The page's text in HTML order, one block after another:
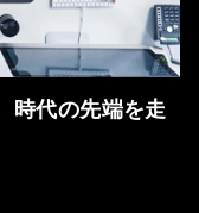
時代の先端を走